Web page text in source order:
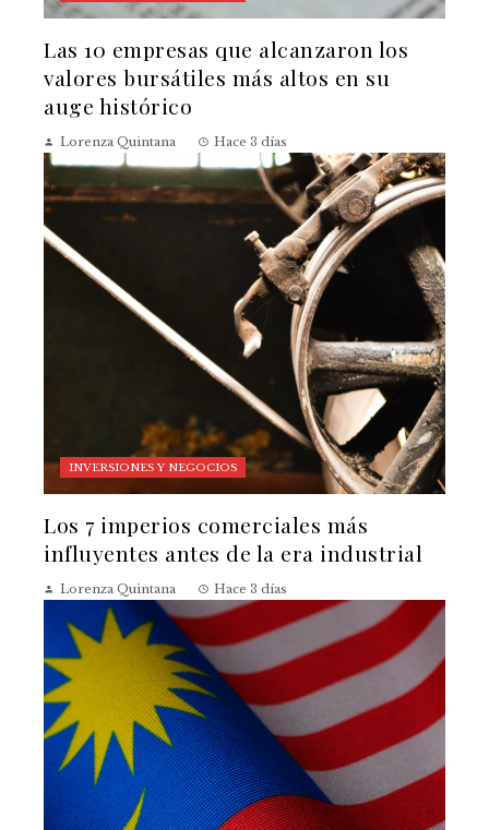
Las 10 empresas que alcanzaron los
valores bursátiles más altos en su
auge histórico
Lorenza Quintana Hace 3 días
INVERSIONES Y NEGOCIOS
Los 7 imperios comerciales más
influyentes antes de la era industrial
Lorenza Quintana Hace 3 días